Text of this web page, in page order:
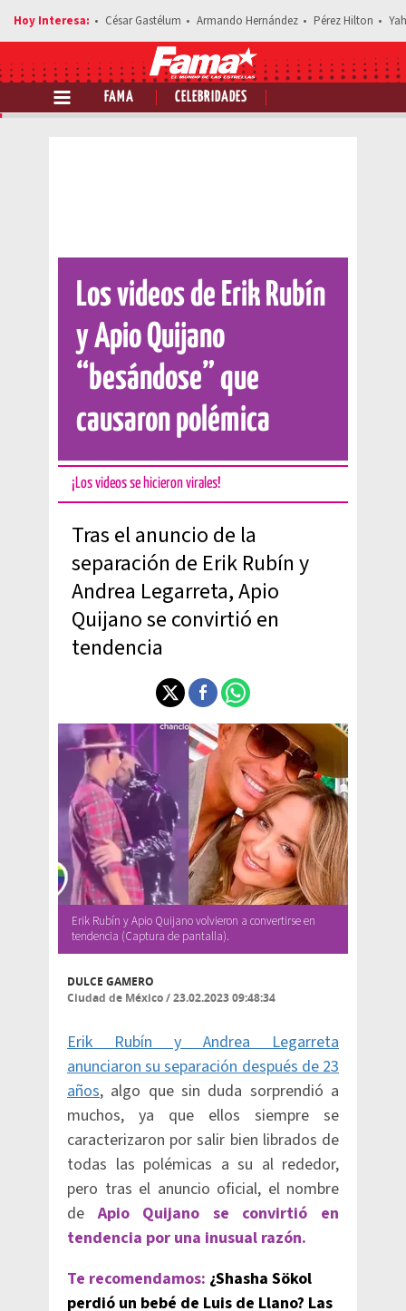
César Gastélum Armando Hernández Pérez Hilton
FAMA CELEBRIDADES
Comparte esta noticia
Los videos de Erik Rubín
y Apio Quijano
“besándose” que
causaron polémica
¡Los videos se hicieron virales!
Tras el anuncio de la
separación de Erik Rubín y
Andrea Legarreta, Apio
Quijano se convirtió en
tendencia
Erik Rubín y Apio Quijano volvieron a convertirse en
tendencia (Captura de pantalla).
DULCE GAMERO
Ciudad de México/23.02.2023 09:48:34
Erik Rubín y Andrea Legarreta
anunciaron su separación después de 23
años, algo que sin duda sorprendió a
muchos, ya que ellos siempre se
caracterizaron por salir bien librados de
todas las polémicas a su al rededor,
pero tras el anuncio oficial, el nombre
deApio Quijano se convirtió en
tendencia por una inusual razón.
Te recomendamos: ¿Shasha Sökol
perdió un bebé de Luis de Llano? Las